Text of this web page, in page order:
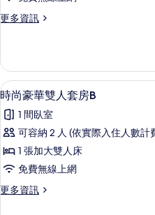
吸
浴
缸
的
所
有
相
片
人
床,
煙
房,
浴
缸
的
詳
情
Double
所
有
相
片
更多資訊
更
1
Double
Bed
詳
情
顯
示
時
尚
豪
雙
5
時尚豪華雙人套房B
1 間臥室
可容納 2 人 (依實際入住人數計
1 張加大雙人床
免費無線上網
更多資訊
更